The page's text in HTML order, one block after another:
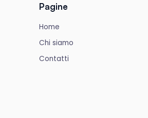
Pagine
Home
Chi siamo
Contatti